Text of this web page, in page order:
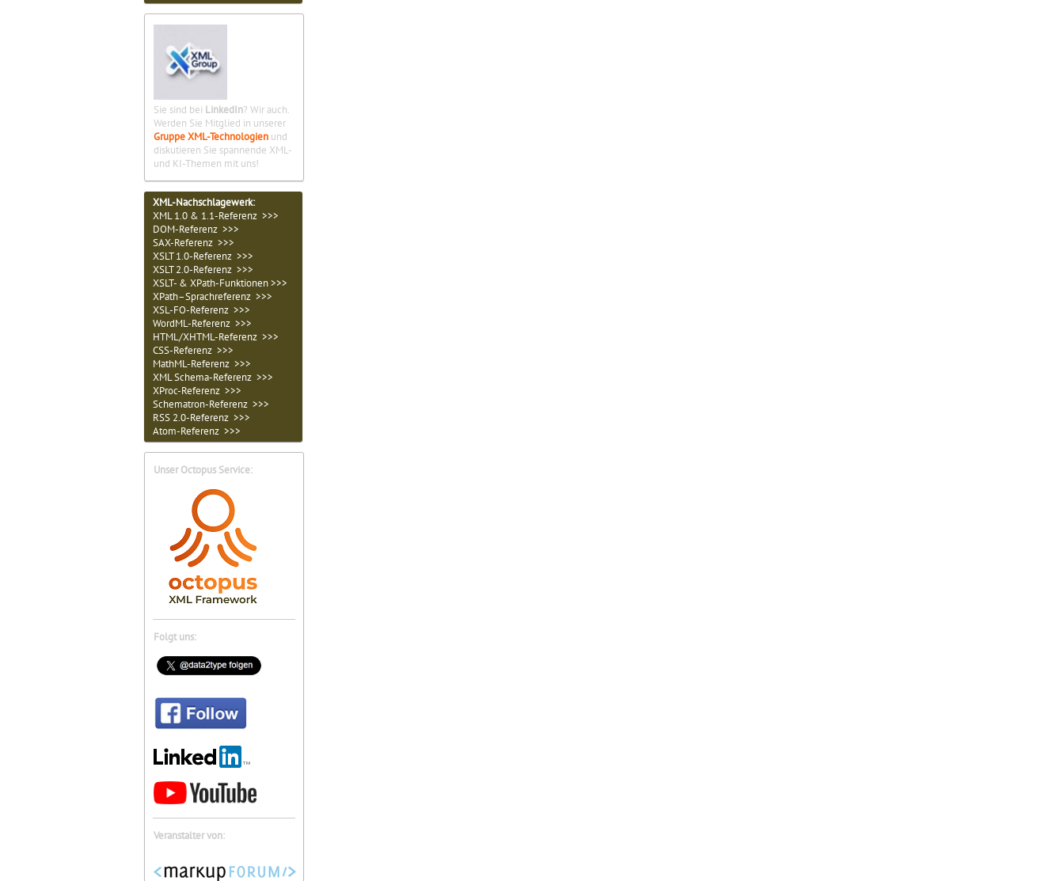
Sie sind bei LinkedIn? Wir auch.
Werden Sie Mitglied in unserer
Gruppe XML-Technologien und
diskutieren Sie spannende XML-
und KI-Themen mit uns!
XML-Nachschlagewerk:
XML 1.0 & 1.1-Referenz >>>
DOM-Referenz >>>
SAX-Referenz >>>
XSLT 1.0-Referenz >>>
XSLT 2.0-Referenz >>>
XSLT- & XPath-Funktionen >>>
XPath–Sprachreferenz >>>
XSL-FO-Referenz >>>
WordML-Referenz >>>
HTML/XHTML-Referenz >>>
CSS-Referenz >>>
MathML-Referenz >>>
XML Schema-Referenz >>>
XProc-Referenz >>>
Schematron-Referenz >>>
RSS 2.0-Referenz >>>
Atom-Referenz >>>
Unser Octopus Service:
Folgt uns:
Veranstalter von: